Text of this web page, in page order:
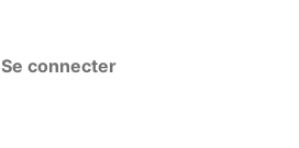
Se connecter